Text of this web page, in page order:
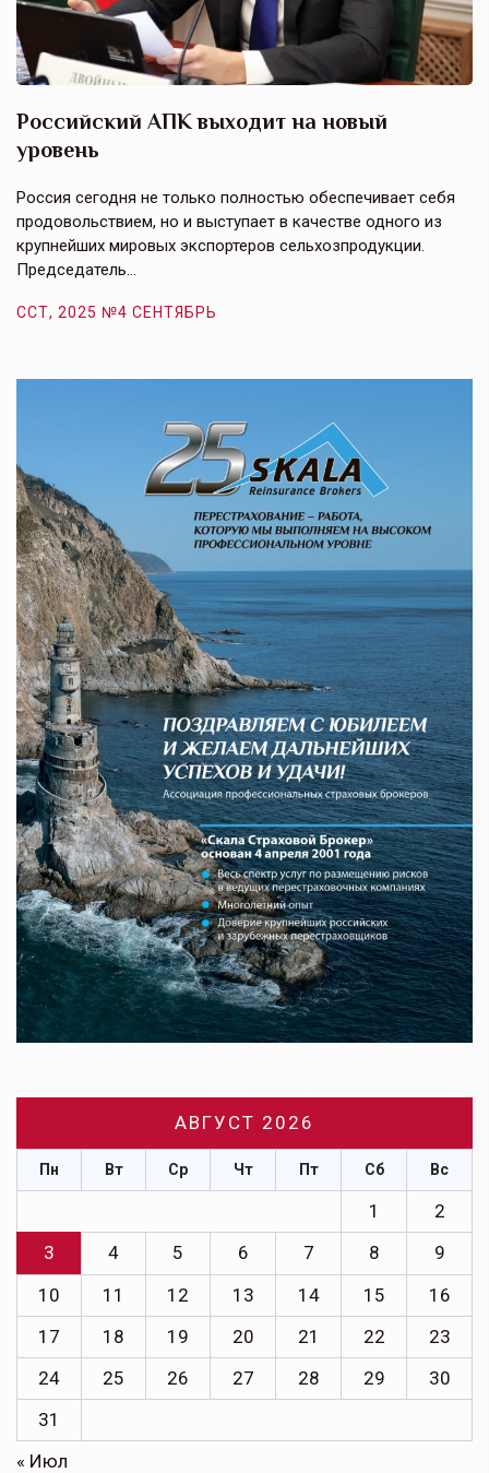
Российский АПК выходит на новый
уровень
Россия сегодня не только полностью обеспечивает себя
продовольствием, но и выступает в качестве одного из
крупнейших мировых экспортеров сельхозпродукции.
Председатель…
ССТ, 2025 №4 СЕНТЯБРЬ
АВГУСТ 2026
Пн Вт Ср Чт Пт Сб Вс
1
2
3
4 5 6 7 8
9
10
11 12 13 14 15
16
17
18 19 20 21 22
23
24
25 26 27 28 29
30
31
« Июл